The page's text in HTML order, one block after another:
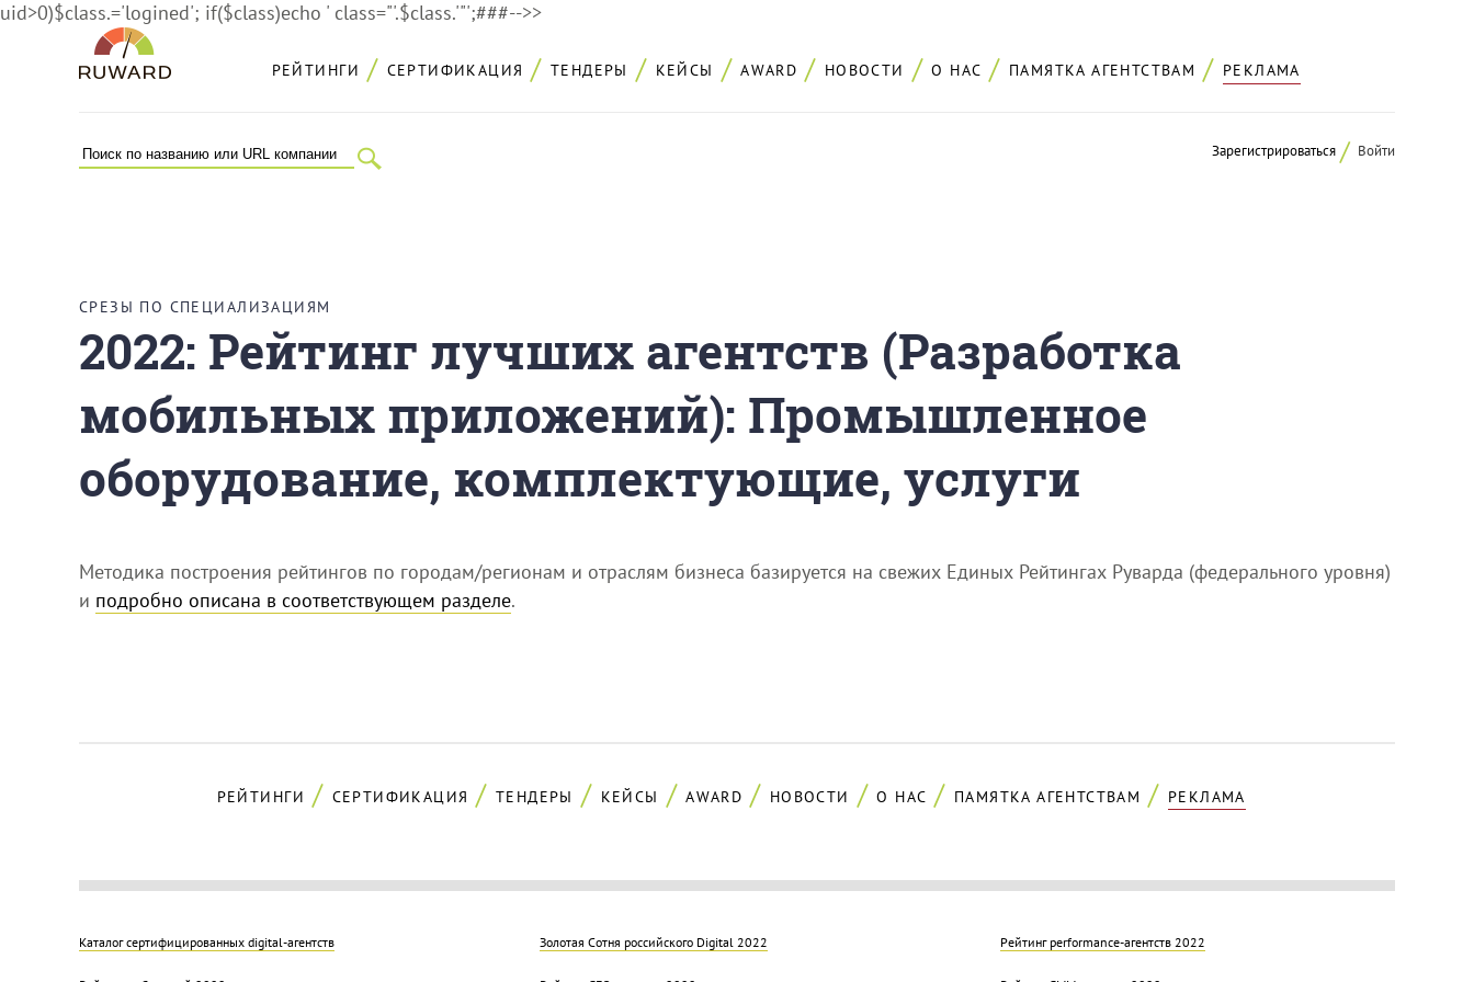
uid>0)$class.='logined'; if($class)echo ' class="'.$class.'"';###-->>
РЕЙТИНГИ СЕРТИФИКАЦИЯ ТЕНДЕРЫ КЕЙСЫ AWARD НОВОСТИ О НАС ПАМЯТКА АГЕНТСТВАМ РЕКЛАМА
Зарегистрироваться Войти
СРЕЗЫ ПО СПЕЦИАЛИЗАЦИЯМ
2022: Рейтинг лучших агентств (Разработка
мобильных приложений): Промышленное
оборудование, комплектующие, услуги
Методика построения рейтингов по городам/регионам и отраслям бизнеса базируется на свежих Единых Рейтингах Руварда (федерального уровня)
и подробно описана в соответствующем разделе.
РЕЙТИНГИ СЕРТИФИКАЦИЯ ТЕНДЕРЫ КЕЙСЫ AWARD НОВОСТИ О НАС ПАМЯТКА АГЕНТСТВАМ РЕКЛАМА
Каталог сертифицированных digital-агентств Золотая Cотня российского Digital 2022 Рейтинг performance-агентств 2022